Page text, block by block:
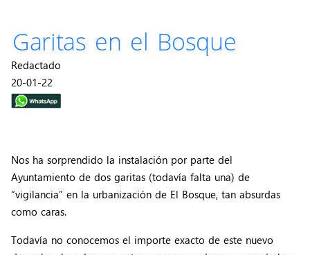
Garitas en el Bosque
Redactado
20-01-22
Nos ha sorprendido la instalación por parte del
Ayuntamiento de dos garitas (todavía falta una) de
“vigilancia” en la urbanización de El Bosque, tan absurdas
como caras.
Todavía no conocemos el importe exacto de este nuevo